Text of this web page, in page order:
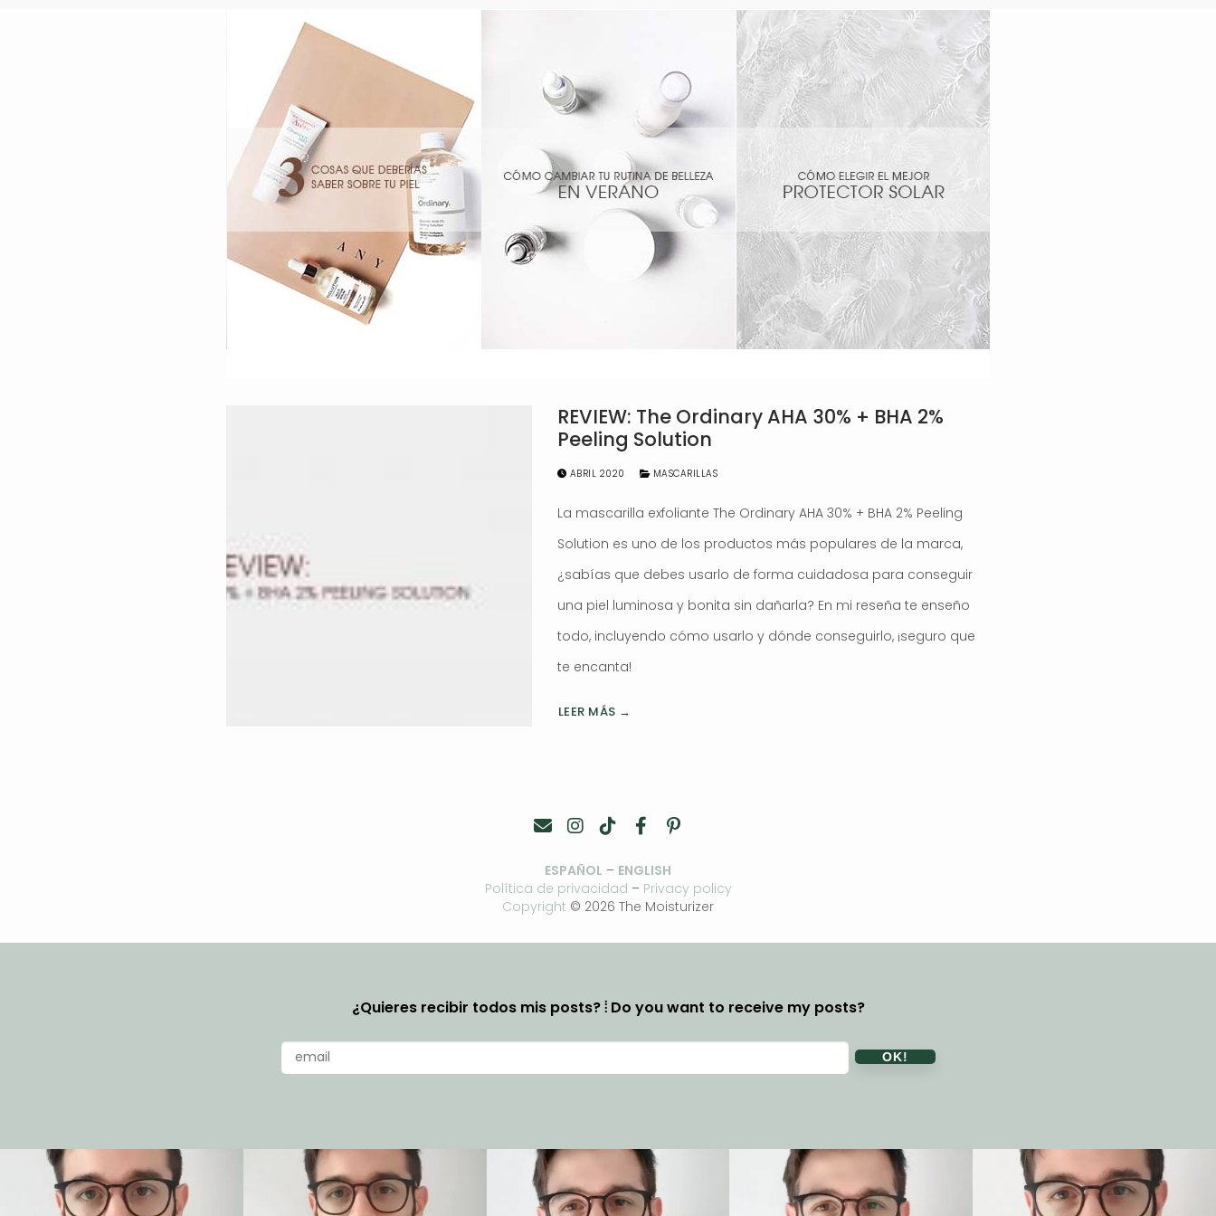
REVIEW: The Ordinary AHA 30% + BHA 2%
Peeling Solution
ABRIL 2020 MASCARILLAS
La mascarilla exfoliante The Ordinary AHA 30% + BHA 2% Peeling
Solution es uno de los productos más populares de la marca,
¿sabías que debes usarlo de forma cuidadosa para conseguir
una piel luminosa y bonita sin dañarla? En mi reseña te enseño
todo, incluyendo cómo usarlo y dónde conseguirlo, ¡seguro que
te encanta!
LEER MÁS →
ESPAÑOL – ENGLISH
Política de privacidad – Privacy policy
Copyright © 2026 The Moisturizer
¿Quieres recibir todos mis posts? ⦙ Do you want to receive my posts?